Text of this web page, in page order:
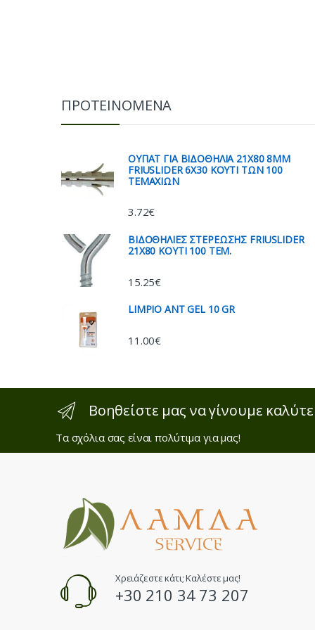
ΠΡΟΤΕΙΝΟΜΕΝΑ
ΟΥΠΑΤ ΓΙΑ ΒΙΔΟΘΗΛΙΑ 21Χ80 8ΜΜ
FRIUSLIDER 6X30 ΚΟΥΤΙ ΤΩΝ 100
ΤΕΜΑΧΙΩΝ
3.72€
ΒΙΔΟΘΗΛΙΕΣ ΣΤΕΡΕΩΣΗΣ FRIUSLIDER
21X80 KOYTI 100 TEM.
15.25€
LIMPIO ANT GEL 10 GR
11.00€
Βοηθείστε μας να γίνουμε
Τα σχόλια σας είναι πολύτιμα για μας!
Χρειάζεστε κάτι; Καλέστε μας!
+30 210 34 73 207